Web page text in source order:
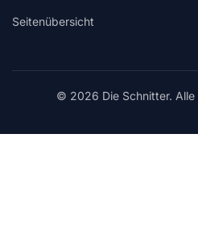
Seitenübersicht
© 2026 Die Schnitter. Alle